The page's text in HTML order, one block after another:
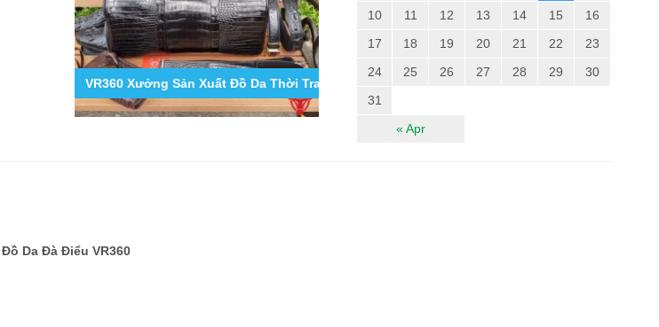
Da Cá Sấu Iphone 11,12,13,14...
VR360 Xưởng Sản Xuất Đồ Da Thời Trang Cho Nam Tốt Nhất...
« Apr
10
11 12 13 14 15
16
17
18 19 20 21 22
23
24
25 26 27 28 29
30
31
Da Đà Điểu VR360